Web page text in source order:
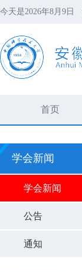
今天是2026年8月9日
首页
学会新闻
学会新闻
公告
通知